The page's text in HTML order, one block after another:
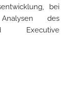
bei
des
Executive